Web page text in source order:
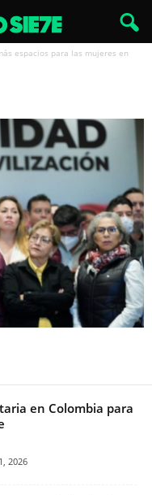
espacios para las mujeres en
en Colombia para
2026